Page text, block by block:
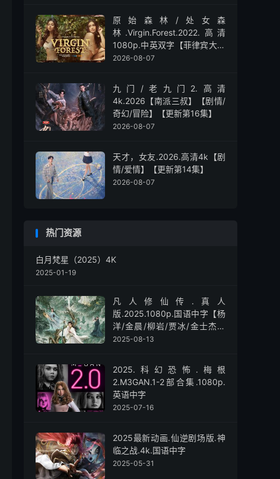
原始森林/处女森
林.Virgin.Forest.2022.高清
1080p.中英双字【菲律宾大尺
度】
2026-08-07
九门/老九门2.高清
4k.2026【南派三叔】【剧情/
奇幻/冒险】【更新第16集】
2026-08-07
天才，女友.2026.高清4k【剧
情/爱情】【更新第14集】
2026-08-07
热门资源
白月梵星（2025）4K
2025-01-19
凡人修仙传.真人
版.2025.1080p.国语中字【杨
洋/金晨/柳岩/贾冰/金士杰】
【全30集】
2025-08-13
2025.科幻恐怖.梅根
2.M3GAN.1-2部合集.1080p.
英语中字
2025-07-16
2025最新动画.仙逆剧场版.神
临之战.4k.国语中字
2025-05-31